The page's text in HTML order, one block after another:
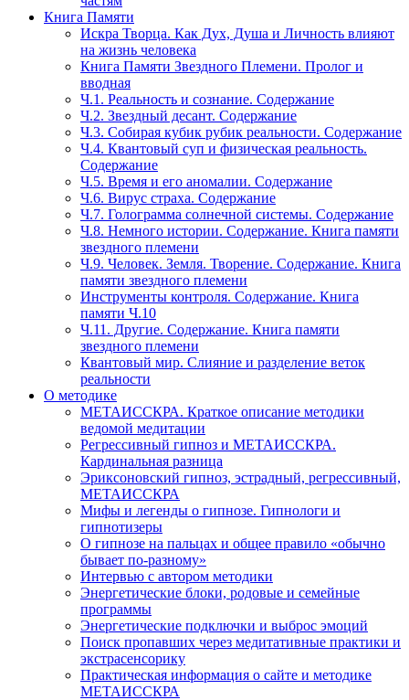
Книга Памяти
Искра Творца. Как Дух, Душа и Личность влияют
на жизнь человека
Книга Памяти Звездного Племени. Пролог и
вводная
Ч.1. Реальность и сознание. Содержание
Ч.2. Звездный десант. Содержание
Ч.3. Собирая кубик рубик реальности. Содержание
Ч.4. Квантовый суп и физическая реальность.
Содержание
Ч.5. Время и его аномалии. Содержание
Ч.6. Вирус страха. Содержание
Ч.7. Голограмма солнечной системы. Содержание
Ч.8. Немного истории. Содержание. Книга памяти
звездного племени
Ч.9. Человек. Земля. Творение. Содержание. Книга
памяти звездного племени
Инструменты контроля. Содержание. Книга
памяти Ч.10
Ч.11. Другие. Содержание. Книга памяти
звездного племени
Квантовый мир. Слияние и разделение веток
реальности
О методике
МЕТАИССКРА. Краткое описание методики
ведомой медитации
Регрессивный гипноз и МЕТАИССКРА.
Кардинальная разница
Эриксоновский гипноз, эстрадный, регрессивный,
МЕТАИССКРА
Мифы и легенды о гипнозе. Гипнологи и
гипнотизеры
О гипнозе на пальцах и общее правило «обычно
бывает по-разному»
Интервью с автором методики
Энергетические блоки, родовые и семейные
программы
Энергетические подключки и выброс эмоций
Поиск пропавших через медитативные практики и
экстрасенсорику
Практическая информация о сайте и методике
МЕТАИССКРА